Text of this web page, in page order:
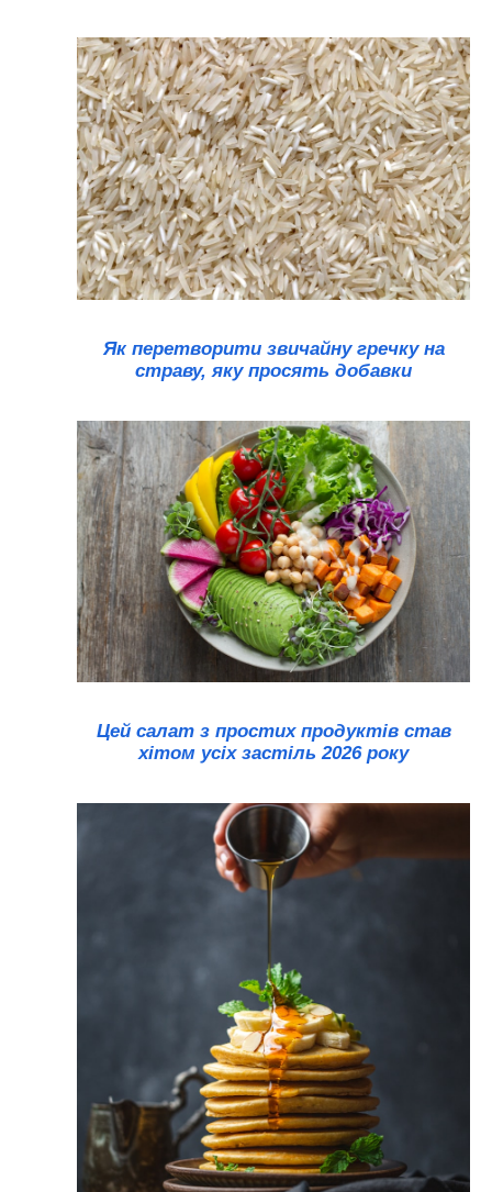
Як перетворити звичайну гречку на
страву, яку просять добавки
Цей салат з простих продуктів став
хітом усіх застіль 2026 року